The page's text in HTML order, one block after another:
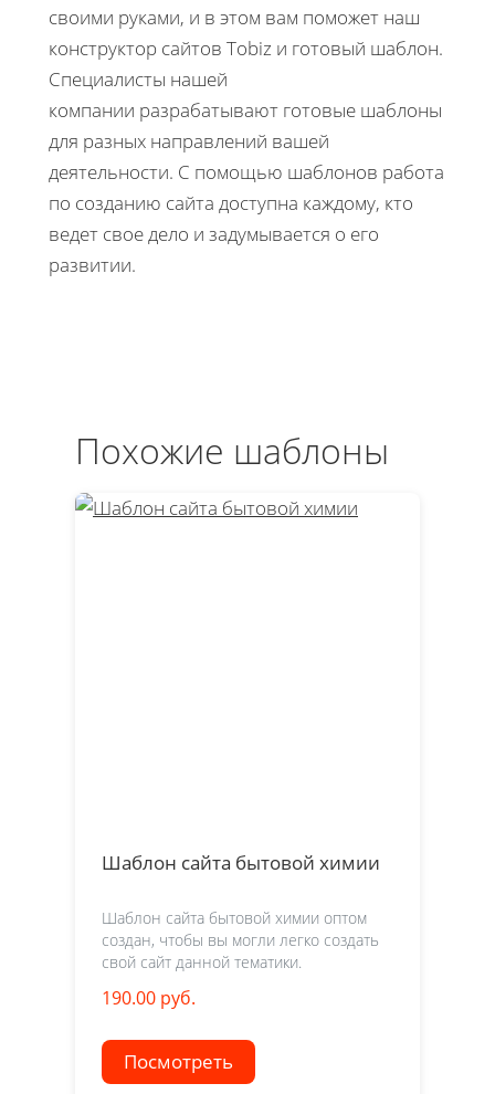
своими руками, и в этом вам поможет наш
конструктор сайтов Tobiz и готовый шаблон.
Специалисты нашей
компании разрабатывают готовые шаблоны
для разных направлений вашей
деятельности. С помощью шаблонов работа
по созданию сайта доступна каждому, кто
ведет свое дело и задумывается о его
развитии.
Похожие шаблоны
Шаблон сайта бытовой химии
Шаблон сайта бытовой химии оптом
создан, чтобы вы могли легко создать
свой сайт данной тематики.
190.00 руб.
Посмотреть